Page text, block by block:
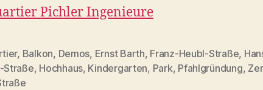
Pichler Ingenieure
, Balkon, Demos, Ernst Barth, Franz-Heubl-Straße,
Straße, Hochhaus, Kindergarten, Park, Pfahlgründung,